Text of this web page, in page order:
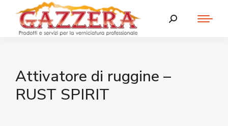
Attivatore di ruggine –
RUST SPIRIT